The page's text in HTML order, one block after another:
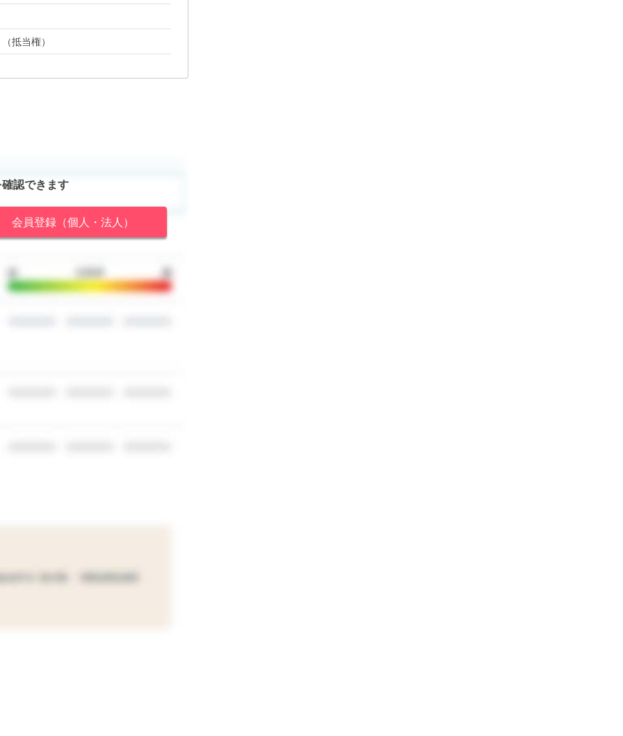
抵当権）
認できます
会員登録（個人・法人）